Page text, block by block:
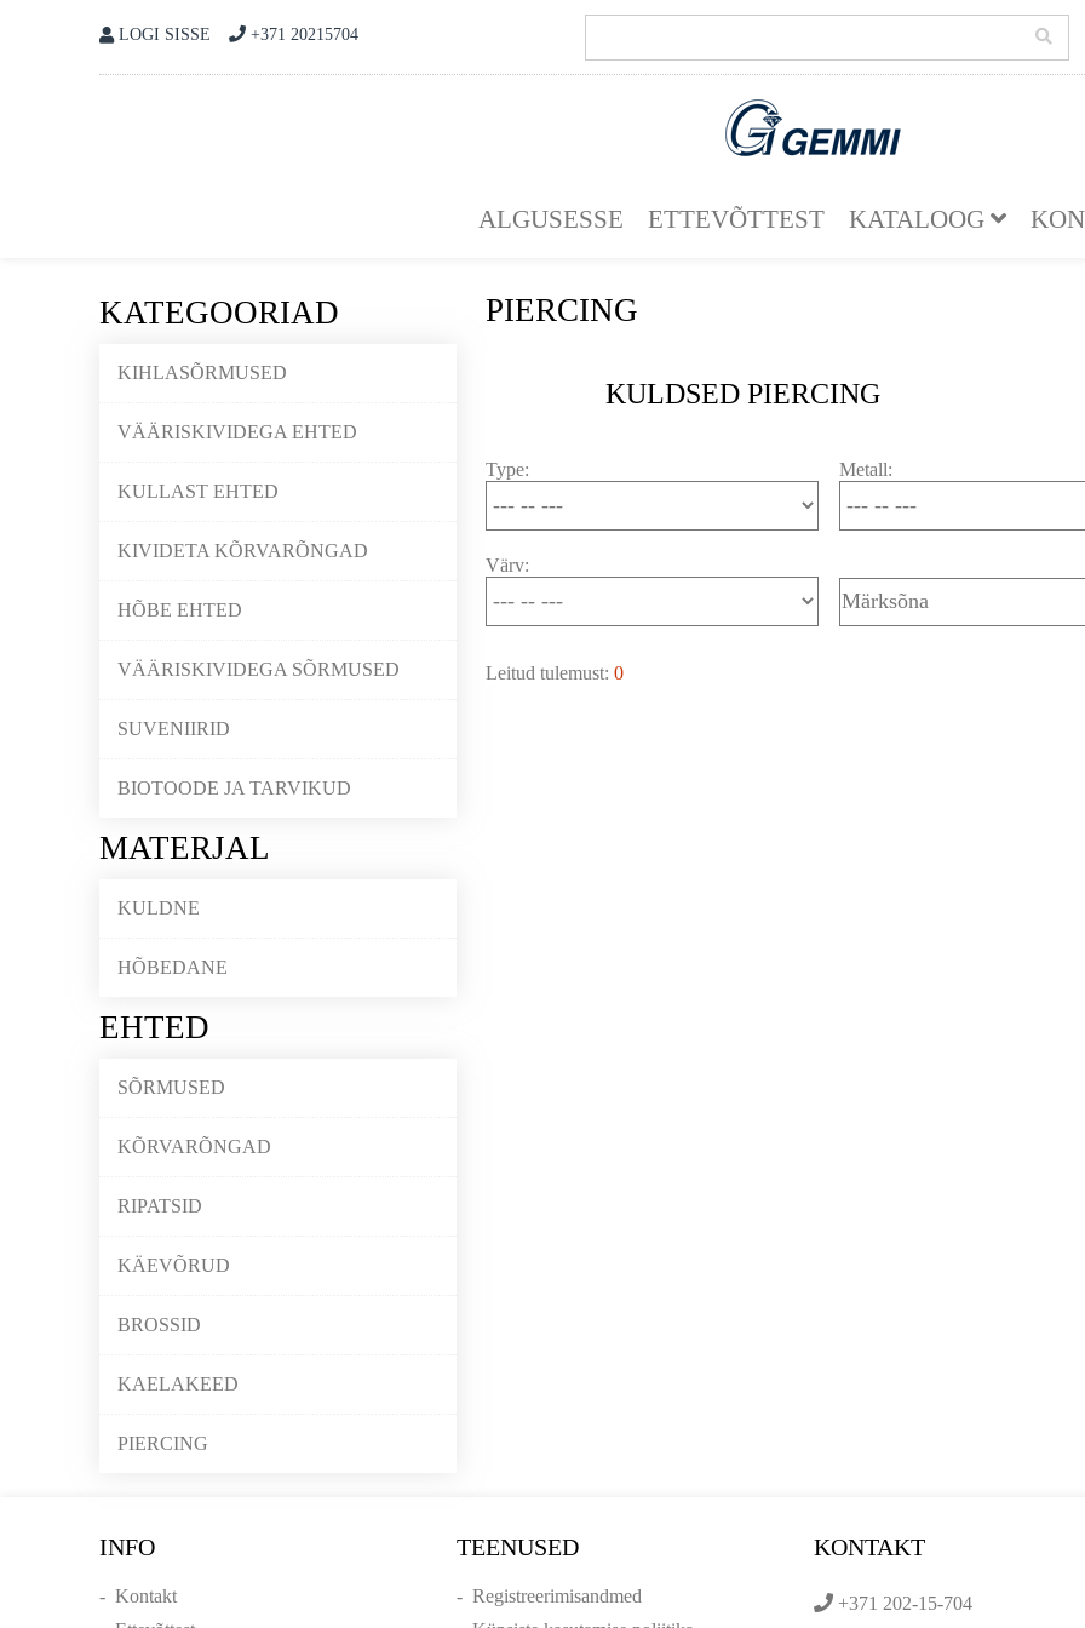
LOGI SISSE +371 20215704
ALGUSESSE ETTEVÕTTEST KATALOOG
KATEGOORIAD
KIHLASÕRMUSED
VÄÄRISKIVIDEGA EHTED
KULLAST EHTED
KIVIDETA KÕRVARÕNGAD
HÕBE EHTED
VÄÄRISKIVIDEGA SÕRMUSED
SUVENIIRID
BIOTOODE JA TARVIKUD
MATERJAL
KULDNE
HÕBEDANE
EHTED
SÕRMUSED
KÕRVARÕNGAD
RIPATSID
KÄEVÕRUD
BROSSID
KAELAKEED
PIERCING
PIERCING
KULDSED PIERCING
Type: Metall:
Värv:
Leitud tulemust: 0
INFO
- Kontakt
TEENUSED
- Registreerimisandmed
KONTAKT
+371 202-15-704